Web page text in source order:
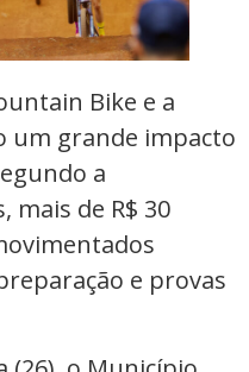
Bike e a
um grande impacto
a
mais de R$ 30
e provas